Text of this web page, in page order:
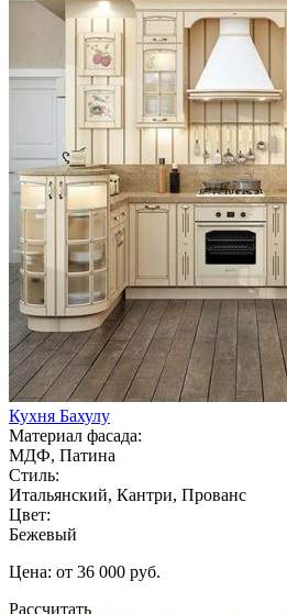
Кухня Бахулу
Материал фасада:
МДФ, Патина
Стиль:
Итальянский, Кантри, Прованс
Цвет:
Бежевый
Цена: от 36 000 руб.
Рассчитать